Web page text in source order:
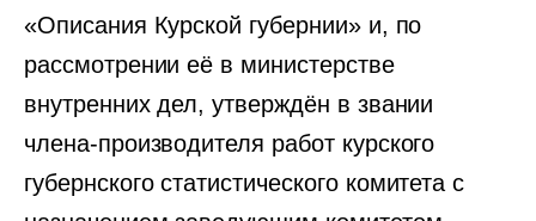
«Описания Курской губернии» и, по
рассмотрении её в министерстве
внутренних дел, утверждён в звании
члена-производителя работ курского
губернского статистического комитета с